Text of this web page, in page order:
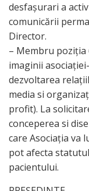
desfașurari a
comunicării
Director.
– Membru poziția
imaginii
dezvoltarea
media si
profit). La
conceperea si
care Asociația va
pot afecta
pacientului.